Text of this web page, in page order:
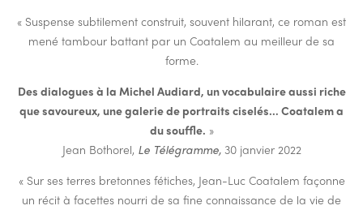
« Suspense subtilement construit, souvent hilarant, ce roman est
mené tambour battant par un Coatalem au meilleur de sa
forme.
Des dialogues à la Michel Audiard, un vocabulaire aussi riche
que savoureux, une galerie de portraits ciselés… Coatalem a
du souffle. »
Jean Bothorel, Le Télégramme,30 janvier 2022
« Sur ses terres bretonnes fétiches, Jean-Luc Coatalem façonne
un récit à facettes nourri de sa fine connaissance de la vie de